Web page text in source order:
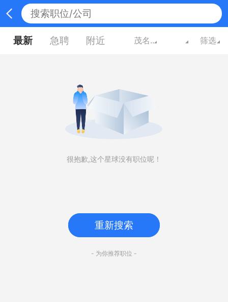
最新 急聘 附近 茂名广东 筛选
很抱歉,这个星球没有职位呢！
重新搜索
- 为你推荐职位 -